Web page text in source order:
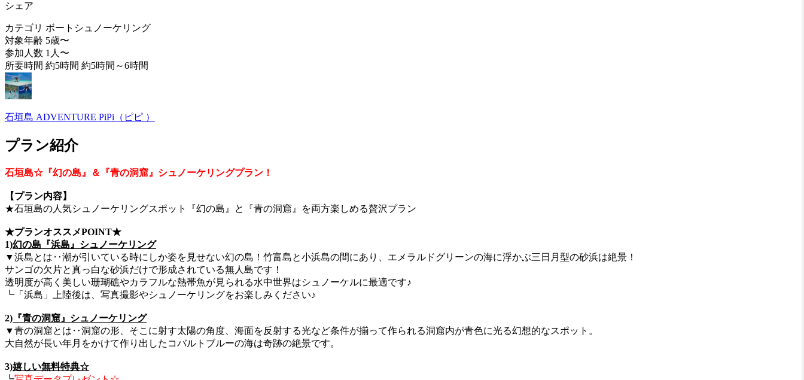
シェア
カテゴリ ボートシュノーケリング
対象年齢 5歳〜
参加人数 1人〜
所要時間 約5時間 約5時間～6時間
石垣島 ADVENTURE PiPi（ピピ ）
プラン紹介
石垣島☆『幻の島』＆『青の洞窟』シュノーケリングプラン！
【プラン内容】
★石垣島の人気シュノーケリングスポット『幻の島』と『青の洞窟』を両方楽しめる贅沢プラン
★プランオススメPOINT★
1)幻の島『浜島』シュノーケリング
▼浜島とは‥潮が引いている時にしか姿を見せない幻の島！竹富島と小浜島の間にあり、エメラルドグリーンの海に浮かぶ三日月型の砂浜は絶景！
サンゴの欠片と真っ白な砂浜だけで形成されている無人島です！
透明度が高く美しい珊瑚礁やカラフルな熱帯魚が見られる水中世界はシュノーケルに最適です♪
┗「浜島」上陸後は、写真撮影やシュノーケリングをお楽しみください♪
2) 『青の洞窟』シュノーケリング
▼青の洞窟とは‥洞窟の形、そこに射す太陽の角度、海面を反射する光など条件が揃って作られる洞窟内が青色に光る幻想的なスポット。
大自然が長い年月をかけて作り出したコバルトブルーの海は奇跡の絶景です。
3)嬉しい無料特典☆